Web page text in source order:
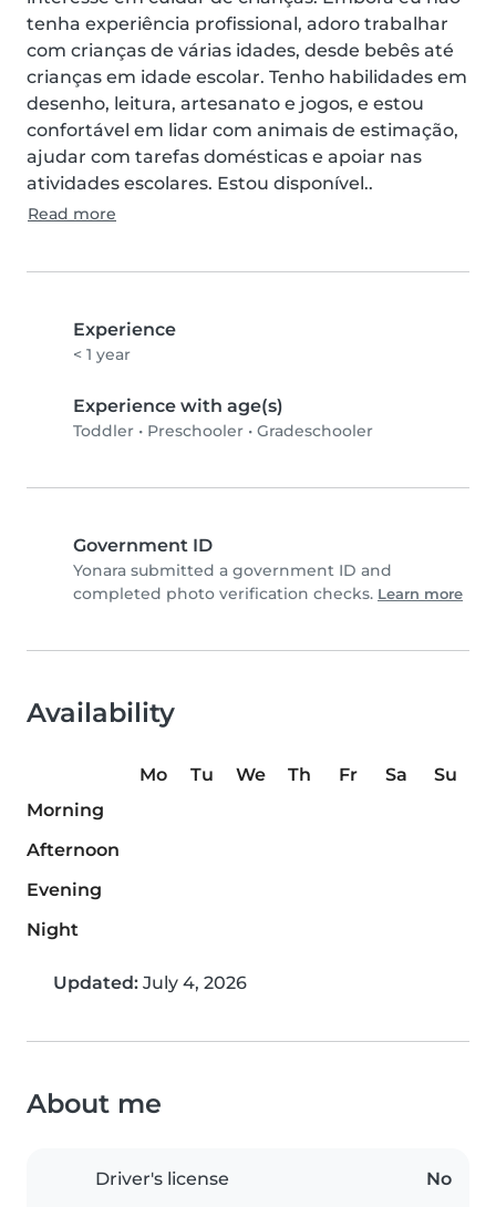
tenha experiência profissional, adoro trabalhar
com crianças de várias idades, desde bebês até
crianças em idade escolar. Tenho habilidades em
desenho, leitura, artesanato e jogos, e estou
confortável em lidar com animais de estimação,
ajudar com tarefas domésticas e apoiar nas
atividades escolares. Estou disponível..
Read more
Experience
< 1 year
Experience with age(s)
Toddler • Preschooler • Gradeschooler
Government ID
Yonara submitted a government ID and
completed photo verification checks. Learn more
Availability
Mo Tu We Th Fr Sa
Su
Morning
Afternoon
Evening
Night
Updated: July 4, 2026
About me
Driver's license No